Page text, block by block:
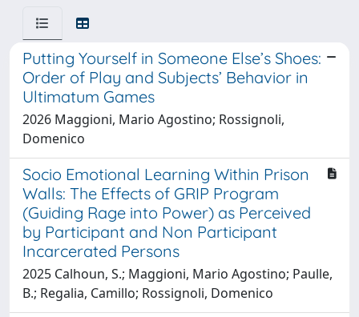
Putting Yourself in Someone Else’s Shoes:
Order of Play and Subjects’ Behavior in
Ultimatum Games
2026 Maggioni, Mario Agostino; Rossignoli,
Domenico
Socio Emotional Learning Within Prison
Walls: The Effects of GRIP Program
(Guiding Rage into Power) as Perceived
by Participant and Non Participant
Incarcerated Persons
2025 Calhoun, S.; Maggioni, Mario Agostino; Paulle,
B.; Regalia, Camillo; Rossignoli, Domenico